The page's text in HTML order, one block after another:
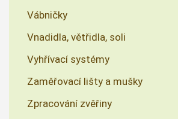
Vábničky
Vnadidla, větřidla, soli
Vyhřívací systémy
Zaměřovací lišty a mušky
Zpracování zvěřiny